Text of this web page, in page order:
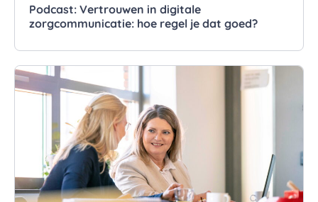
Podcast: Vertrouwen in digitale
zorgcommunicatie: hoe regel je dat goed?